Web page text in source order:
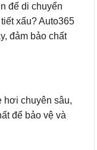
để di chuyển
xấu? Auto365
đảm bảo chất
hơi chuyên sâu,
để bảo vệ và